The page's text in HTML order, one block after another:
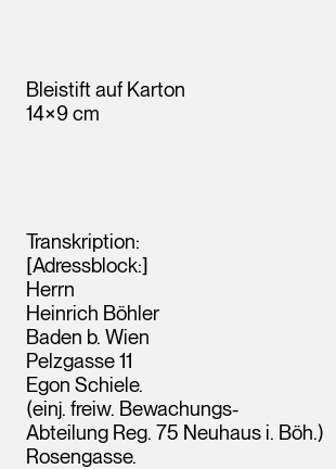
Bleistift auf Karton
14×9 cm
Transkription:
[Adressblock:]
Herrn
Heinrich Böhler
Baden b. Wien
Pelzgasse 11
Egon Schiele.
(einj. freiw. Bewachungs-
Abteilung Reg. 75 Neuhaus i. Böh.)
Rosengasse.